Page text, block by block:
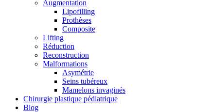
Augmentation
Lipofilling
Prothèses
Composite
Lifting
Réduction
Reconstruction
Malformations
Asymétrie
Seins tubéreux
Mamelons invaginés
Chirurgie plastique pédiatrique
Blog